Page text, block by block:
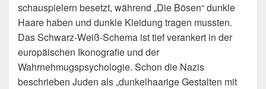
schauspielern besetzt, während „Die Bösen“ dunkle
Haare haben und dunkle Kleidung tragen mussten.
Das Schwarz-Weiß-Schema ist tief verankert in der
europäischen Ikonografie und der
Wahrnehmugspsychologie. Schon die Nazis
beschrieben Juden als „dunkelhaarige Gestalten mit